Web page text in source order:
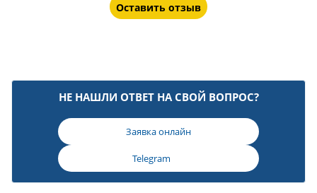
Оставить отзыв
НЕ НАШЛИ ОТВЕТ НА СВОЙ ВОПРОС?
Заявка онлайн
Telegram